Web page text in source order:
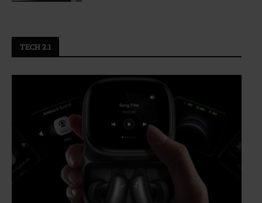
TECH 2.1